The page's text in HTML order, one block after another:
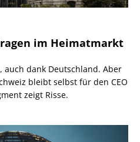
im Heimatmarkt
auch dank Deutschland. Aber
bleibt selbst für den CEO
zeigt Risse.